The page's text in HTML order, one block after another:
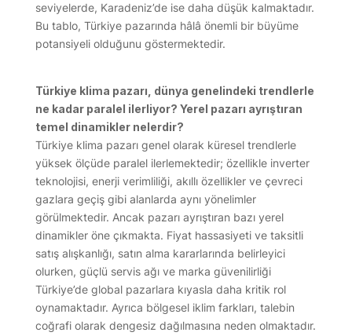
seviyelerde, Karadeniz’de ise daha düşük kalmaktadır.
Bu tablo, Türkiye pazarında hâlâ önemli bir büyüme
potansiyeli olduğunu göstermektedir.
Türkiye klima pazarı, dünya genelindeki trendlerle
ne kadar paralel ilerliyor? Yerel pazarı ayrıştıran
temel dinamikler nelerdir?
Türkiye klima pazarı genel olarak küresel trendlerle
yüksek ölçüde paralel ilerlemektedir; özellikle inverter
teknolojisi, enerji verimliliği, akıllı özellikler ve çevreci
gazlara geçiş gibi alanlarda aynı yönelimler
görülmektedir. Ancak pazarı ayrıştıran bazı yerel
dinamikler öne çıkmakta. Fiyat hassasiyeti ve taksitli
satış alışkanlığı, satın alma kararlarında belirleyici
olurken, güçlü servis ağı ve marka güvenilirliği
Türkiye’de global pazarlara kıyasla daha kritik rol
oynamaktadır. Ayrıca bölgesel iklim farkları, talebin
coğrafi olarak dengesiz dağılmasına neden olmaktadır.